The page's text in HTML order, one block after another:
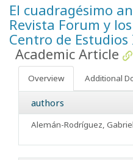
El cuadragésimo
Revista Forum y
Centro de
Academic Article
Overview Additional
authors
Alemán-Rodríguez, Gabriel